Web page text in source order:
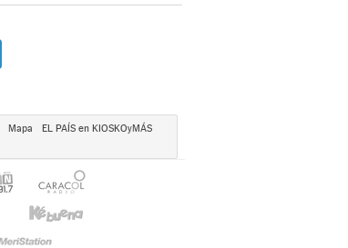
Mapa
EL PAÍS en KIOSKOyMÁS